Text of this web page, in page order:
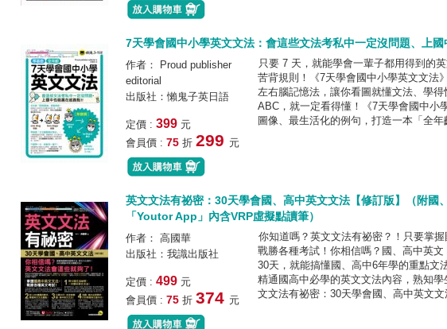
7天學會國中小學英文文法：會這些文法考私中一定沒問題、上
作者： Proud publisher
editorial
出版社：懶鬼子英日語
定價 : 399 元
會員價 : 75 折 299 元
只要 7 天，就能學會一輩子都用得到的
苦背規則！《7天學會國中小學英文文法
左右腦記憶法，讓你看圖就懂文法、學
ABC，就一定看得懂！《7天學會國中小
圖像、最生活化的例句，打造一本「全
英文文法有祕密：30天學會國、高中英文文法【修訂版】（附國
「Youtor App」內含VRP虛擬點讀筆）
作者： 高國華
出版社：我識出版社
定價 : 499 元
會員價 : 75 折 374 元
你知道嗎？英文文法有祕密？！只要掌
戰勝各種考試！你相信嗎？國、高中英
30天，就能搞懂國、高中6年學的重點文
精通國高中必學的英文文法內容，熟知
文文法有祕密：30天學會國、高中英文